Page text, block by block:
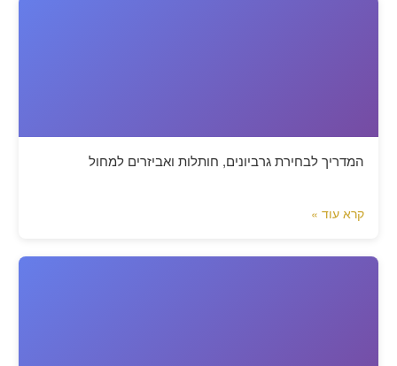
המדריך לבחירת גרביונים, חותלות ואביזרים למחול
קרא עוד »